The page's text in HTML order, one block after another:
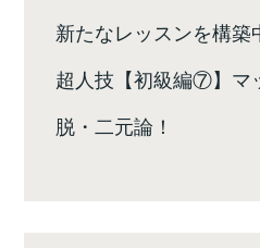
新たなレッスンを構築
超人技【初級編⑦】マ
脱・二元論！